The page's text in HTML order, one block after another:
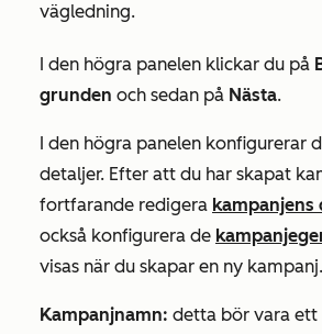
vägledning.
I den högra panelen klickar du på
grunden och sedan på Nästa.
I den högra panelen konfigurerar
detaljer. Efter att du har skapat
fortfarande redigera kampanjens
också konfigurera de
visas när du skapar en ny kampanj.
Kampanjnamn: detta bör vara ett